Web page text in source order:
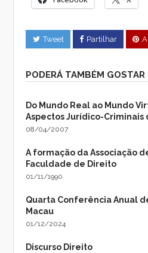
Tweet Partilhar
PODERÁ TAMBÉM GOSTAR
Do Mundo Real ao Mundo
Aspectos Jurídico-Criminais
08/04/2007
A formação da Associação
Faculdade de Direito
01/11/1990
Quarta Conferência Anual
Macau
01/12/2024
Discurso Direito